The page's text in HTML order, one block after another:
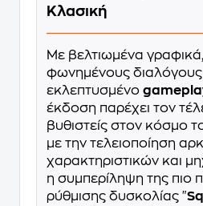
Κλασική
Με βελτιωμένα
φωνημένους διαλόγους
εκλεπτυσμένο
έκδοση παρέχει τον
βυθιστείς στον κόσμο
με την τελειοποίηση
χαρακτηριστικών και
η συμπερίληψη της πιο
ρύθμισης δυσκολίας "